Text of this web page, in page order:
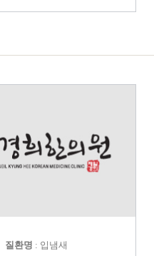
질환명 : 입냄새